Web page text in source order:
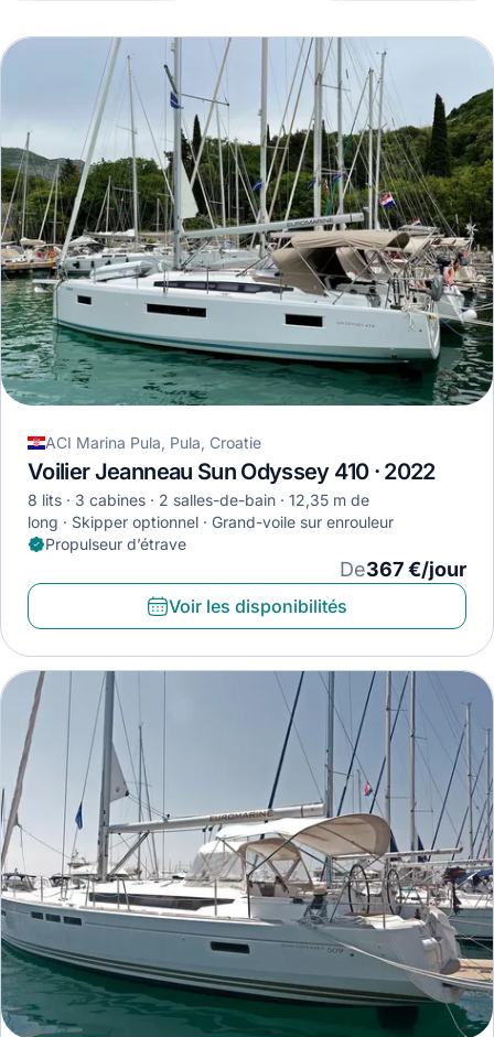
ACI Marina Pula, Pula, Croatie
Voilier Jeanneau Sun Odyssey 410 · 2022
8 lits 3 cabines 2 salles-de-bain
12,35 m de
long
Skipper optionnel
Grand-voile sur enrouleur
Propulseur d’étrave
De367 €/jour
Voir les disponibilités